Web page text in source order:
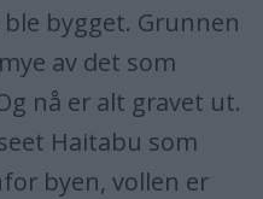
bygget. Grunnen
av det som
nå er alt gravet ut.
Haitabu som
byen, vollen er